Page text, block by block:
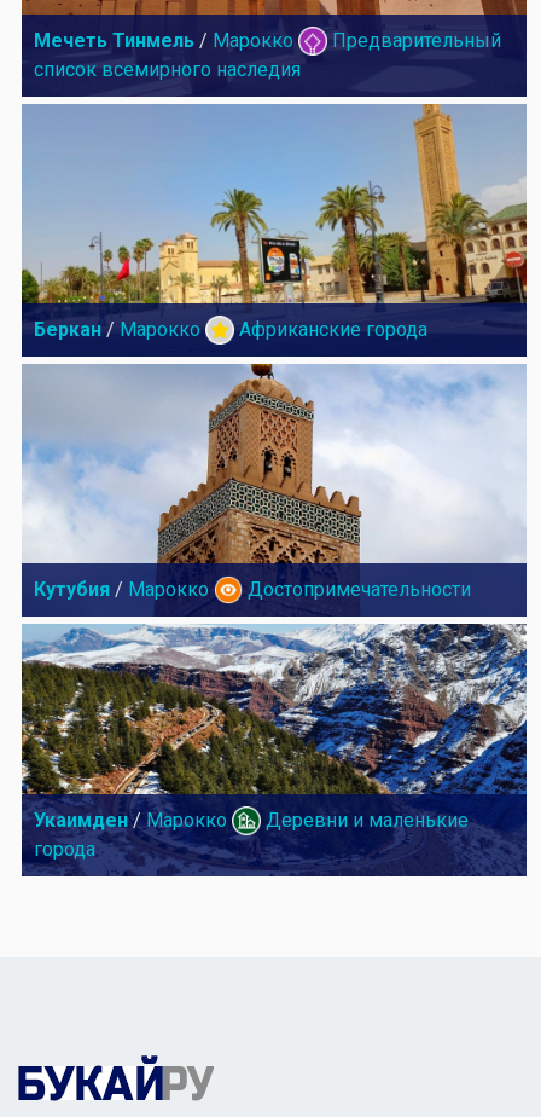
Мечеть Тинмель / Марокко
Предварительный
список всемирного наследия
Беркан / Марокко Африканские города
Кутубия / Марокко Достопримечательности
Укаимден/ Марокко
Деревни и маленькие
города